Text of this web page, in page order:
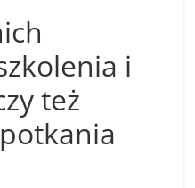
i
też